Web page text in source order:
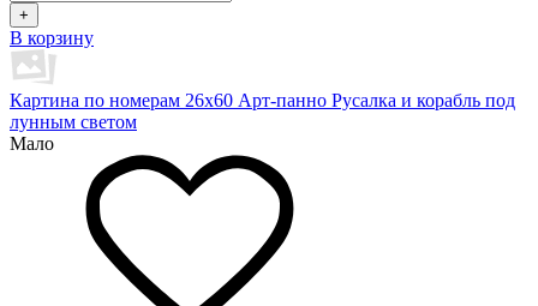
+
В корзину
Картина по номерам 26х60 Арт-панно Русалка и корабль под
лунным светом
Мало